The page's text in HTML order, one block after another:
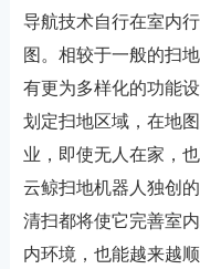
导航技术自行在室内
图。相较于一般的扫
有更为多样化的功能
划定扫地区域，在地
业，即使无人在家，
云鲸扫地机器人独创
清扫都将使它完善室
内环境，也能越来越